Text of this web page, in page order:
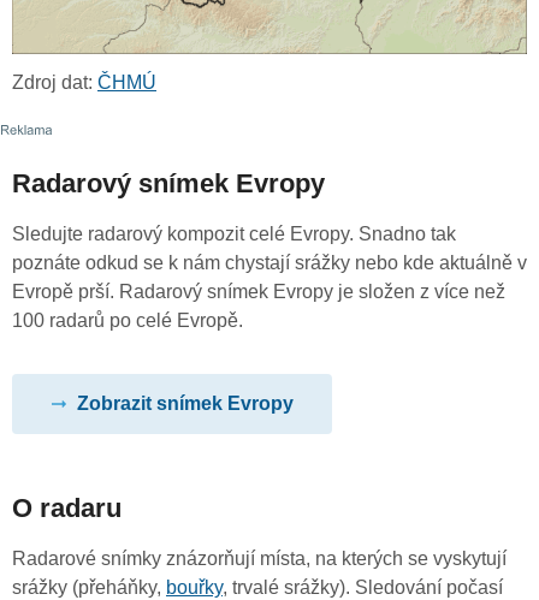
Zdroj dat: ČHMÚ
Radarový snímek Evropy
Sledujte radarový kompozit celé Evropy. Snadno tak
poznáte odkud se k nám chystají srážky nebo kde aktuálně v
Evropě prší. Radarový snímek Evropy je složen z více než
100 radarů po celé Evropě.
Zobrazit snímek Evropy
O radaru
Radarové snímky znázorňují místa, na kterých se vyskytují
srážky (přeháňky, bouřky, trvalé srážky). Sledování počasí